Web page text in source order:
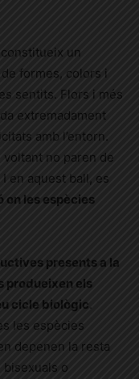
un
formes, colors i
sentits. Flors i més
extremadament
amb l’entorn.
no paren de
I en aquest ball, es
on les espècies
presents a la
produeixen els
cicle biològic
les espècies
depenen la resta
bisexuals o